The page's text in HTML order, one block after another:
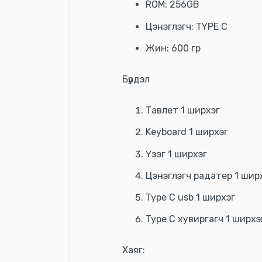
ROM: 256GB
Цэнэглэгч: TYPE C
Жин: 600 гр
Бүрдэл
Тавлет 1 ширхэг
Keyboard 1 ширхэг
Үзэг 1 ширхэг
Цэнэглэгч радатер 1
Type C usb 1 ширхэг
Type C хувиргагч 1
Хаяг: